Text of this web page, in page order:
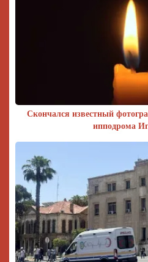
Скончался известный
ипподрома